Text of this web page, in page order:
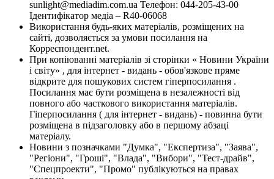
sunlight@mediadim.com.ua Телефон: 044-205-43-00
Ідентифікатор медіа – R40-06068
Використання будь-яких матеріалів, розміщених на
сайті, дозволяється за умови посилання на
Корреспондент.net.
При копіюванні матеріалів зі сторінки « Новини України
і світу» , для інтернет - видань - обов'язкове пряме
відкрите для пошукових систем гіперпосилання .
Посилання має бути розміщена в незалежності від
повного або часткового використання матеріалів.
Гіперпосилання ( для інтернет - видань) - повинна бути
розміщена в підзаголовку або в першому абзаці
матеріалу.
Новини з позначками "Думка", "Експертиза", "Заява",
"Регіони", "Гроші", "Влада", "Вибори", "Тест-драйв",
"Спецпроекти", "Промо" публікуються на правах